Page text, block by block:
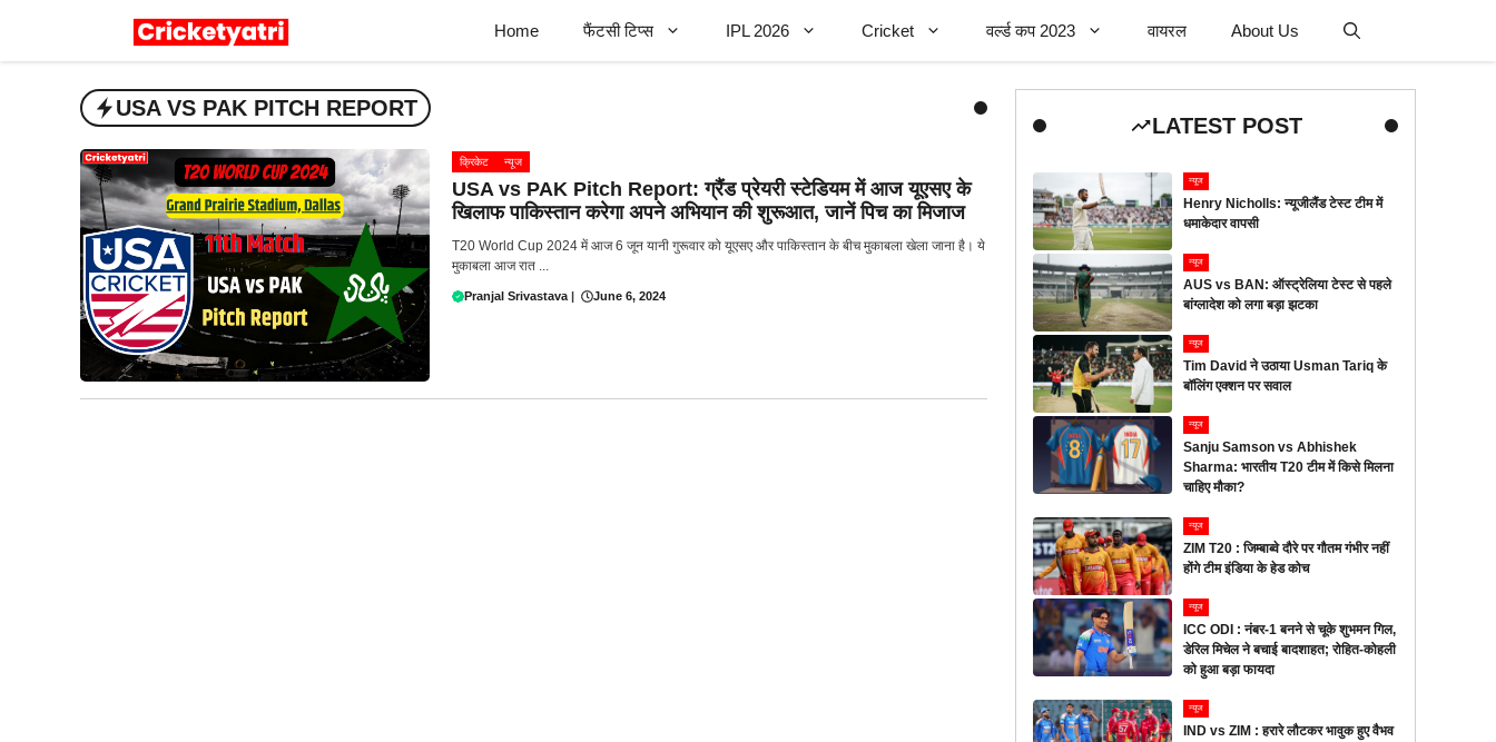
Home फैंटसी टिप्स IPL 2026 Cricket वर्ल्ड कप 2023 वायरल About Us
USA VS PAK PITCH REPORT
क्रिकेट न्यूज
USA vs PAK Pitch Report: ग्रैंड प्रेयरी स्टेडियम में आज यूएसए के
खिलाफ पाकिस्तान करेगा अपने अभियान की शुरूआत, जानें पिच का मिजाज
T20 World Cup 2024 में आज 6 जून यानी गुरूवार को यूएसए और पाकिस्तान के बीच मुकाबला खेला जाना है। ये
मुकाबला आज रात ...
Pranjal Srivastava | June 6, 2024
LATEST POST
न्यूज
Henry Nicholls: न्यूजीलैंड टेस्ट टीम में
धमाकेदार वापसी
न्यूज
AUS vs BAN: ऑस्ट्रेलिया टेस्ट से पहले
बांग्लादेश को लगा बड़ा झटका
न्यूज
Tim David ने उठाया Usman Tariq के
बॉलिंग एक्शन पर सवाल
न्यूज
Sanju Samson vs Abhishek
Sharma: भारतीय T20 टीम में किसे मिलना
चाहिए मौका?
न्यूज
ZIM T20 : जिम्बाब्वे दौरे पर गौतम गंभीर नहीं
होंगे टीम इंडिया के हेड कोच
न्यूज
ICC ODI : नंबर-1 बनने से चूके शुभमन गिल,
डेरिल मिचेल ने बचाई बादशाहत; रोहित-कोहली
को हुआ बड़ा फायदा
न्यूज
IND vs ZIM : हरारे लौटकर भावुक हुए वैभव